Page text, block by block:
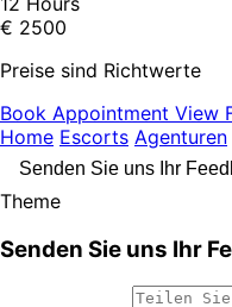
€ 2500
Preise sind Richtwerte
Book Appointment View
Home Escorts Agenturen
Senden Sie uns Ihr
Theme
Senden Sie uns Ihr